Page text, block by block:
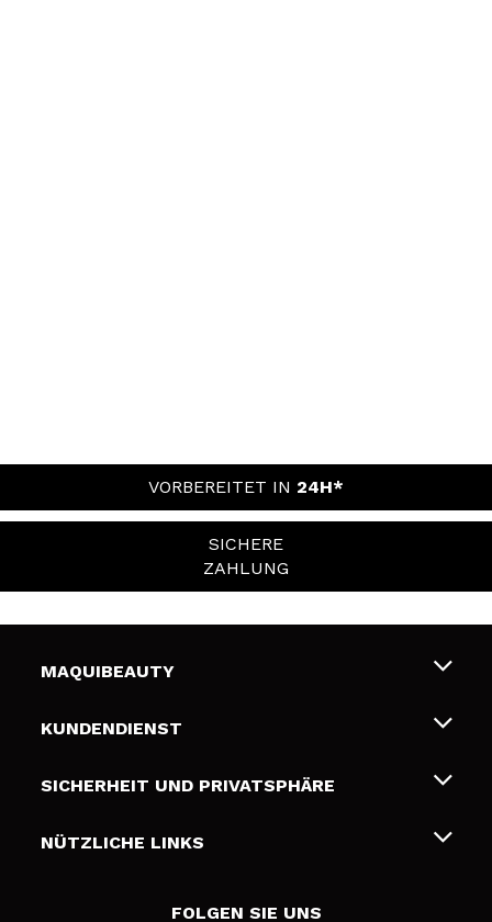
VORBEREITET IN 24H*
SICHERE
ZAHLUNG
MAQUIBEAUTY
Über uns
Geschenkkarten
KUNDENDIENST
Liefer- und Versandkosten
Zahlung
SICHERHEIT UND PRIVATSPHÄRE
Bedingungen und Datenschutz
NÜTZLICHE LINKS
FOLGEN SIE UNS